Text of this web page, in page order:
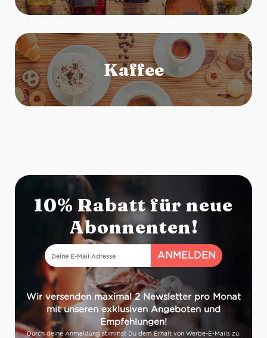
10% Rabatt für neue
Abonnenten!
Wir versenden maximal 2 Newsletter pro Monat
mit unseren exklusiven Angeboten und
Empfehlungen!
Durch deine Anmeldung stimmst Du dem Erhalt von Werbe-E-Mails zu.